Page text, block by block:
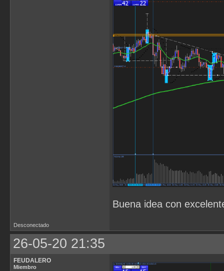
Buena idea con
Desconectado
26-05-20 21:35
FEUDALERO
Miembro